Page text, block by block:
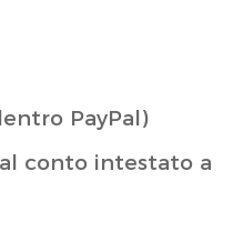
PayPal)
conto intestato a